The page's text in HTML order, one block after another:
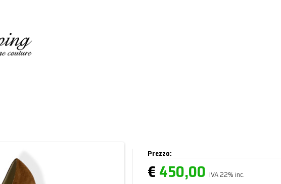
Prezzo:
€450,00 IVA 22% inc.